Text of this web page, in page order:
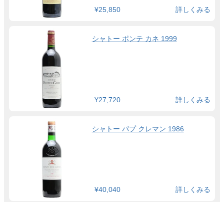
¥25,850 詳しくみる
シャトー ポンテ カネ 1999
¥27,720 詳しくみる
シャトー パプ クレマン 1986
¥40,040 詳しくみる